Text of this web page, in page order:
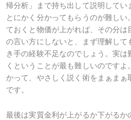
帰分析」まで持ち出して説明してい
とにかく分かってもらうのが難しい
ておくと物価が上がれば、その分
の言い方にしないと、まず理解して
き手の経験不足なのでしょう。実
くということが最も難しいのです
かって、やさしく説く術をまぁま
です。
最後は実質金利が上がるか下がるか